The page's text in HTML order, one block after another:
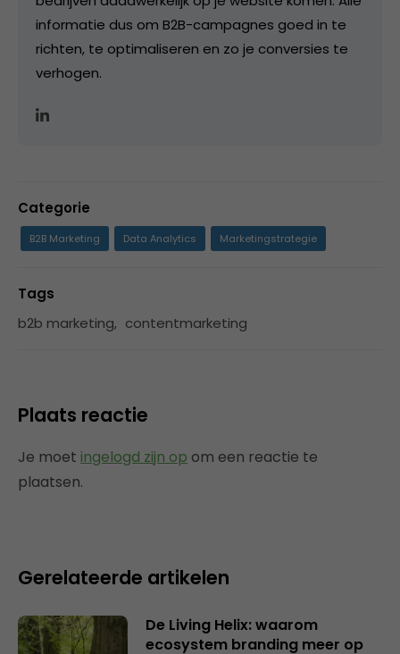
informatie dus om B2B-campagnes goed in te
richten, te optimaliseren en zo je conversies te
verhogen.
Categorie
B2B Marketing Data Analytics Marketingstrategie
Tags
b2b marketing, contentmarketing
Plaats reactie
Je moet ingelogd zijn op om een reactie te
plaatsen.
Gerelateerde artikelen
De Living Helix: waarom
ecosystem branding meer op